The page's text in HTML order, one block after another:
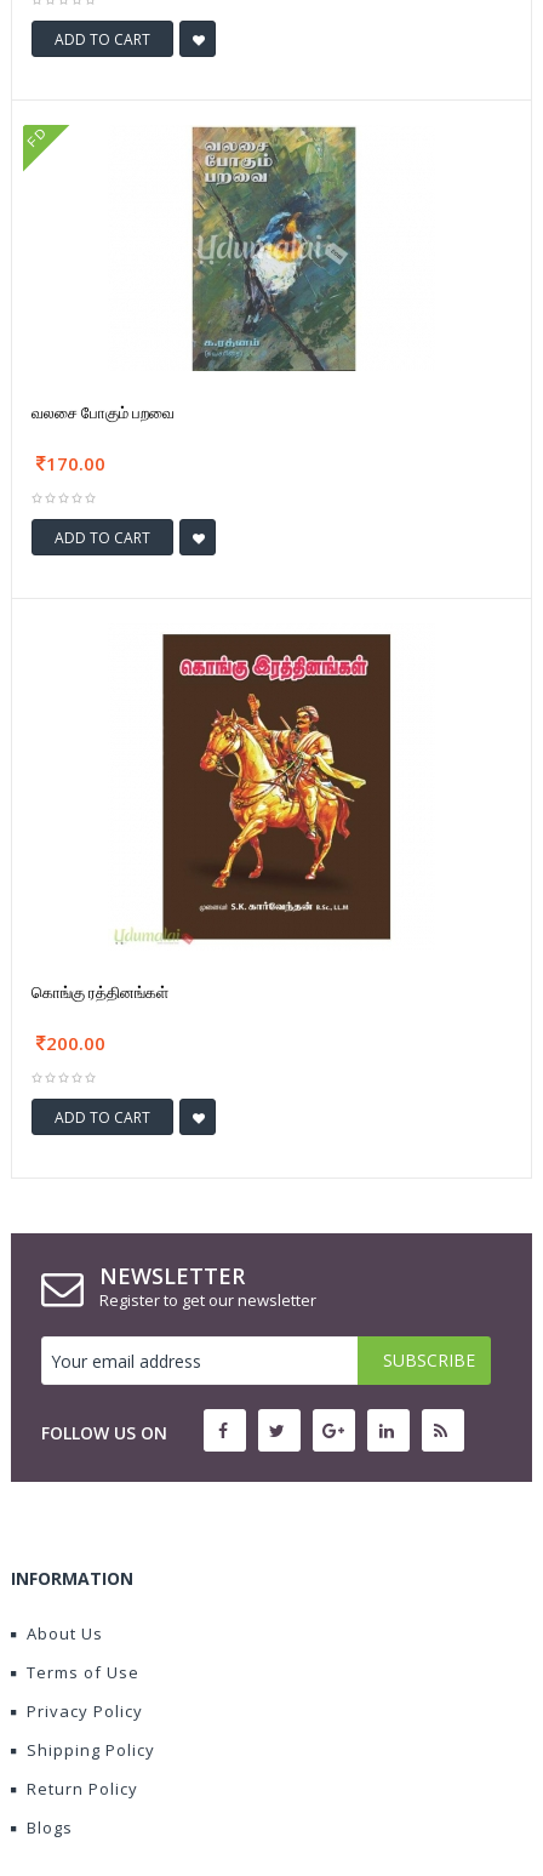
ADD TO CART
FD
வலசை போகும் பறவை
170.00
ADD TO CART
கொங்கு ரத்தினங்கள்
200.00
ADD TO CART
NEWSLETTER
Register to get our newsletter
FOLLOW US ON
INFORMATION
About Us
Terms of Use
Privacy Policy
Shipping Policy
Return Policy
Blogs